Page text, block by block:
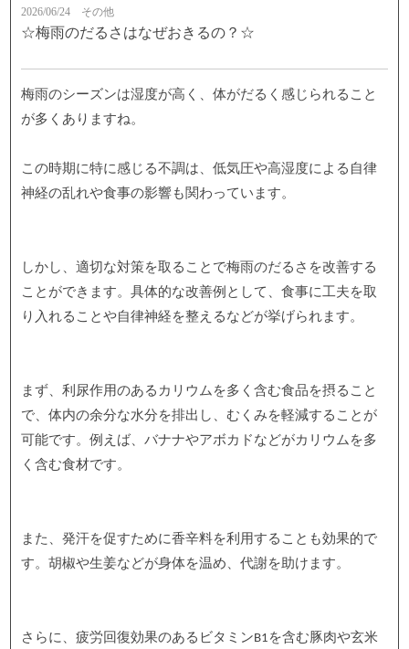
2026/06/24 その他
☆梅雨のだるさはなぜおきるの？☆
梅雨のシーズンは湿度が高く、体がだるく感じられること
が多くありますね。
この時期に特に感じる不調は、低気圧や高湿度による自律
神経の乱れや食事の影響も関わっています。
しかし、適切な対策を取ることで梅雨のだるさを改善する
ことができます。具体的な改善例として、食事に工夫を取
り入れることや自律神経を整えるなどが挙げられます。
まず、利尿作用のあるカリウムを多く含む食品を摂ること
で、体内の余分な水分を排出し、むくみを軽減することが
可能です。例えば、バナナやアボカドなどがカリウムを多
く含む食材です。
また、発汗を促すために香辛料を利用することも効果的で
す。胡椒や生姜などが身体を温め、代謝を助けます。
さらに、疲労回復効果のあるビタミンB1を含む豚肉や玄米